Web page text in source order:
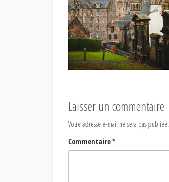
Laisser un commentaire
Votre adresse e-mail ne sera pas publiée.
Commentaire*